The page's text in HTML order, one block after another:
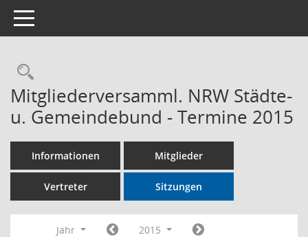
Toggle navigation
Rechercheauswahl
Mitgliederversamml. NRW Städte-
u. Gemeindebund - Termine 2015
Informationen Mitglieder
Vertreter Sitzungen
Jahr
2015